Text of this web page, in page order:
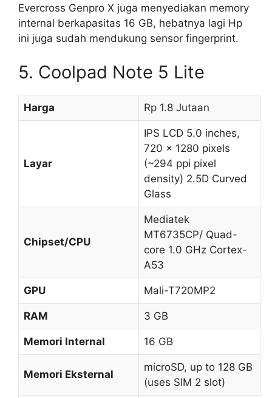
Evercross Genpro X juga menyediakan memory
internal berkapasitas 16 GB, hebatnya lagi Hp
ini juga sudah mendukung sensor fingerprint.
5. Coolpad Note 5 Lite
Harga Rp 1.8 Jutaan
Layar
IPS LCD 5.0 inches,
720 x 1280 pixels
(~294 ppi pixel
density) 2.5D Curved
Glass
Chipset/CPU
Mediatek
MT6735CP/ Quad-
core 1.0 GHz Cortex-
A53
GPU Mali-T720MP2
RAM 3 GB
Memori Internal 16 GB
Memori Eksternal
microSD, up to 128 GB
(uses SIM 2 slot)